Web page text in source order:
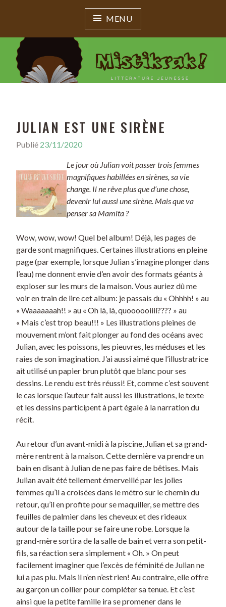
MENU
MISTIKRAK !
Littérature jeunesse
JULIAN EST UNE SIRÈNE
Publié 23/11/2020
Le jour où Julian voit passer trois femmes
magnifiques habillées en sirènes, sa vie
change. Il ne rêve plus que d’une chose,
devenir lui aussi une sirène. Mais que va
penser sa Mamita ?
Wow, wow, wow! Quel bel album! Déjà, les pages de
garde sont magnifiques. Certaines illustrations en pleine
page (par exemple, lorsque Julian s’imagine plonger dans
l’eau) me donnent envie d’en avoir des formats géants à
exploser sur les murs de la maison. Vous auriez dû me
voir en train de lire cet album: je passais du « Ohhhh! » au
« Waaaaaaah!! » au « Oh là, là, quoooooiiii???? » au
« Mais c’est trop beau!!! » Les illustrations pleines de
mouvement m’ont fait plonger au fond des océans avec
Julian, avec les poissons, les pieuvres, les méduses et les
raies de son imagination. J’ai aussi aimé que l’illustratrice
ait utilisé un papier brun plutôt que blanc pour ses
dessins. Le rendu est très réussi! Et, comme c’est souvent
le cas lorsque l’auteur fait aussi les illustrations, le texte
et les dessins participent à part égale à la narration du
récit.
Au retour d’un avant-midi à la piscine, Julian et sa grand-
mère rentrent à la maison. Cette dernière va prendre un
bain en disant à Julian de ne pas faire de bêtises. Mais
Julian avait été tellement émerveillé par les jolies
femmes qu’il a croisées dans le métro sur le chemin du
retour, qu’il en profite pour se maquiller, se mettre des
feuilles de palmier dans les cheveux et des rideaux
autour de la taille pour se faire une robe. Lorsque la
grand-mère sortira de la salle de bain et verra son petit-
fils, sa réaction sera simplement « Oh. » On peut
facilement imaginer que l’excès de féminité de Julian ne
lui a pas plu. Mais il n’en n’est rien! Au contraire, elle offre
au garçon un collier pour compléter sa tenue. Et c’est
ainsi que la petite famille ira se promener dans le